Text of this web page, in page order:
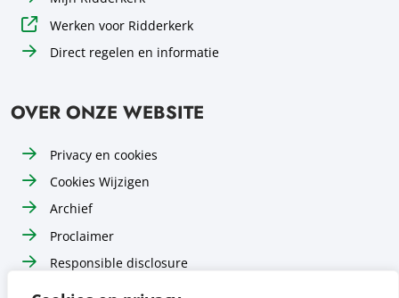
Werken voor Ridderkerk
Direct regelen en informatie
OVER ONZE WEBSITE
Privacy en cookies
Cookies Wijzigen
Archief
Proclaimer
Responsible disclosure
Toegankelijkheid